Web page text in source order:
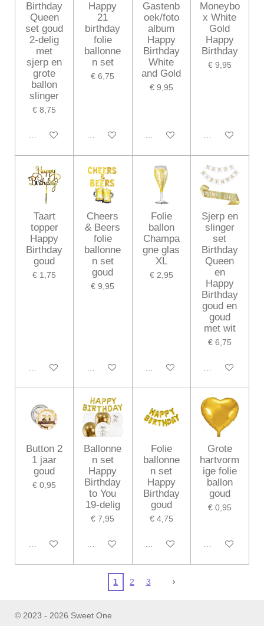
Birthday
Queen
set goud
2-delig
met
sjerp en
grote
ballon
slinger
€ 8,75
In winkelwagen
Happy
21
birthday
folie
ballonne
n set
€ 6,75
In winkelwagen
Gastenb
oek/foto
album
Happy
Birthday
White
and Gold
€ 9,95
In winkelwagen
Moneybo
x White
Gold
Happy
Birthday
€ 9,95
In winkelwagen
Taart
topper
Happy
Birthday
goud
€ 1,75
In winkelwagen
Cheers
& Beers
folie
ballonne
n set
goud
€ 9,95
In winkelwagen
Folie
ballon
Champa
gne glas
XL
€ 2,95
In winkelwagen
Sjerp en
slinger
set
Birthday
Queen
en
Happy
Birthday
goud en
goud
met wit
€ 6,75
In winkelwagen
Button 2
1 jaar
goud
€ 0,95
In winkelwagen
Ballonne
n set
Happy
Birthday
to You
19-delig
€ 7,95
In winkelwagen
Folie
ballonne
n set
Happy
Birthday
goud
€ 4,75
In winkelwagen
Grote
hartvorm
ige folie
ballon
goud
€ 0,95
In winkelwagen
1 2 3
© 2023 - 2026 Sweet One